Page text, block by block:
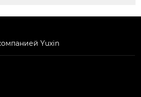
Yuxin